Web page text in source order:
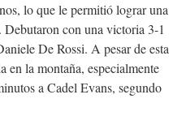
lo que le permitió lograr una
con una victoria 3-1
De Rossi. A pesar de esta
en la montaña, especialmente
a Cadel Evans, segundo